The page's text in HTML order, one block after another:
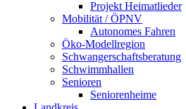
Projekt Heimatlieder
Mobilität / ÖPNV
Autonomes Fahren
Öko-Modellregion
Schwangerschaftsberatung
Schwimmhallen
Senioren
Seniorenheime